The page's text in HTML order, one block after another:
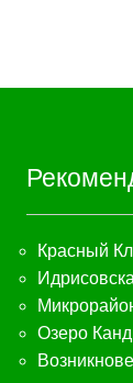
Красный
Озеро